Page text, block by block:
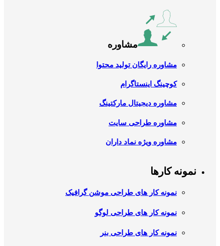
مشاوره
مشاوره رایگان تولید محتوا
کوچینگ اینستاگرام
مشاوره دیجیتال مارکتینگ
مشاوره طراحی سایت
مشاوره ویژه نماد داران
نمونه کارها
نمونه کار های طراحی موشن گرافیک
نمونه کار های طراحی لوگو
نمونه کار های طراحی بنر